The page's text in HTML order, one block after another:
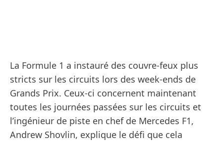
La Formule 1 a instauré des couvre-feux plus
stricts sur les circuits lors des week-ends de
Grands Prix. Ceux-ci concernent maintenant
toutes les journées passées sur les circuits et
l’ingénieur de piste en chef de Mercedes F1,
Andrew Shovlin, explique le défi que cela